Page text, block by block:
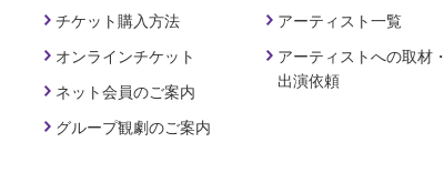
チケット購入方法
オンラインチケット
ネット会員のご案内
グループ観劇のご案内
アーティスト一覧
アーティストへの取材・
出演依頼